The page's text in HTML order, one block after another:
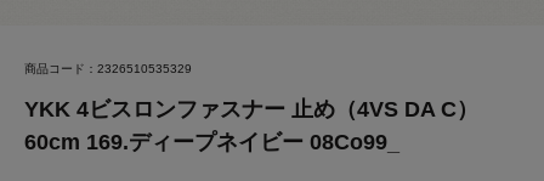
商品コード：2326510535329
YKK 4ビスロンファスナー 止め（4VS DA C）
60cm 169.ディープネイビー 08Co99_